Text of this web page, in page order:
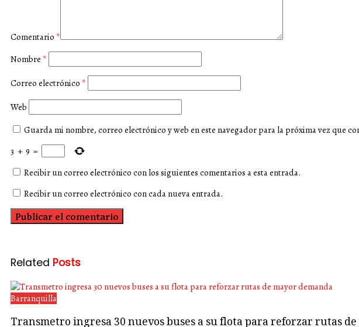
Comentario *
Nombre *
Correo electrónico *
Web
Guarda mi nombre, correo electrónico y web en este navegador para la próxima vez que
3 + 9 =
Recibir un correo electrónico con los siguientes comentarios a esta entrada.
Recibir un correo electrónico con cada nueva entrada.
Related Posts
Barranquilla
Transmetro ingresa 30 nuevos buses a su flota para reforzar rutas